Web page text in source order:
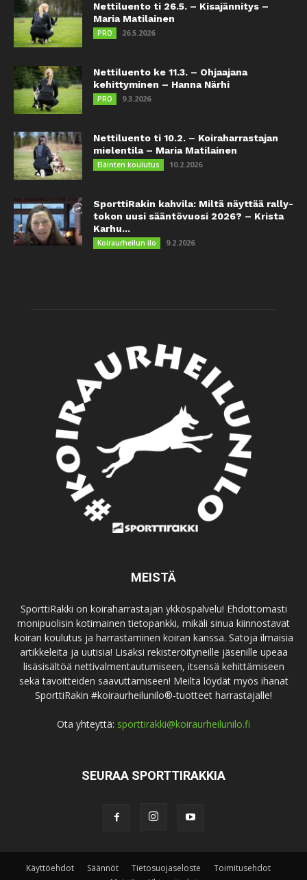
Nettiluento ti 26.5. – Kisajännitys –
Maria Matilainen
PRO 26.5.2026
Nettiluento ke 11.3. – Ohjaajana
kehittyminen – Hanna Närhi
PRO 9.3.2026
Nettiluento ti 10.2. – Koiraharrastajan
mielentila – Maria Matilainen
Eläinten koulutus 10.2.2026
SporttiRakin kahvila: Miltä näyttää rally-
tokon uusi sääntövuosi 2026? – Krista
Karhu...
Koiraurheilun ilo 9.2.2026
MEISTÄ
SporttiRakki on koiraharrastajan ykköspalvelu! Ehdottomasti
monipuolisin kotimainen tietopankki, mikäli sinua kiinnostavat
koiran koulutus ja harrastaminen koiran kanssa. Satoja ilmaisia
artikkeleita ja uutisia! Lisäksi rekisteröityneille jäsenille upeaa
lisäsisältöä nettivalmentautumiseen, itsensä kehittämiseen
sekä tavoitteiden saavuttamiseen! Meiltä löydät myös ihanat
SporttiRakin #koiraurheilunilo®-tuotteet harrastajalle!
Ota yhteyttä: sporttirakki@koiraurheilunilo.fi
SEURAA SPORTTIRAKKIA
Käyttöehdot Säännöt Tietosuojaseloste
Toimitusehdot